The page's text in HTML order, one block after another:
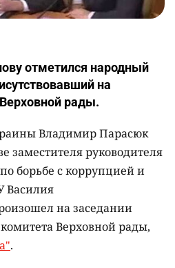
отметился народный
на
рады.
Владимир Парасюк
заместителя руководителя
борьбе с коррупцией и
Василия
на заседании
Верховной рады,
.